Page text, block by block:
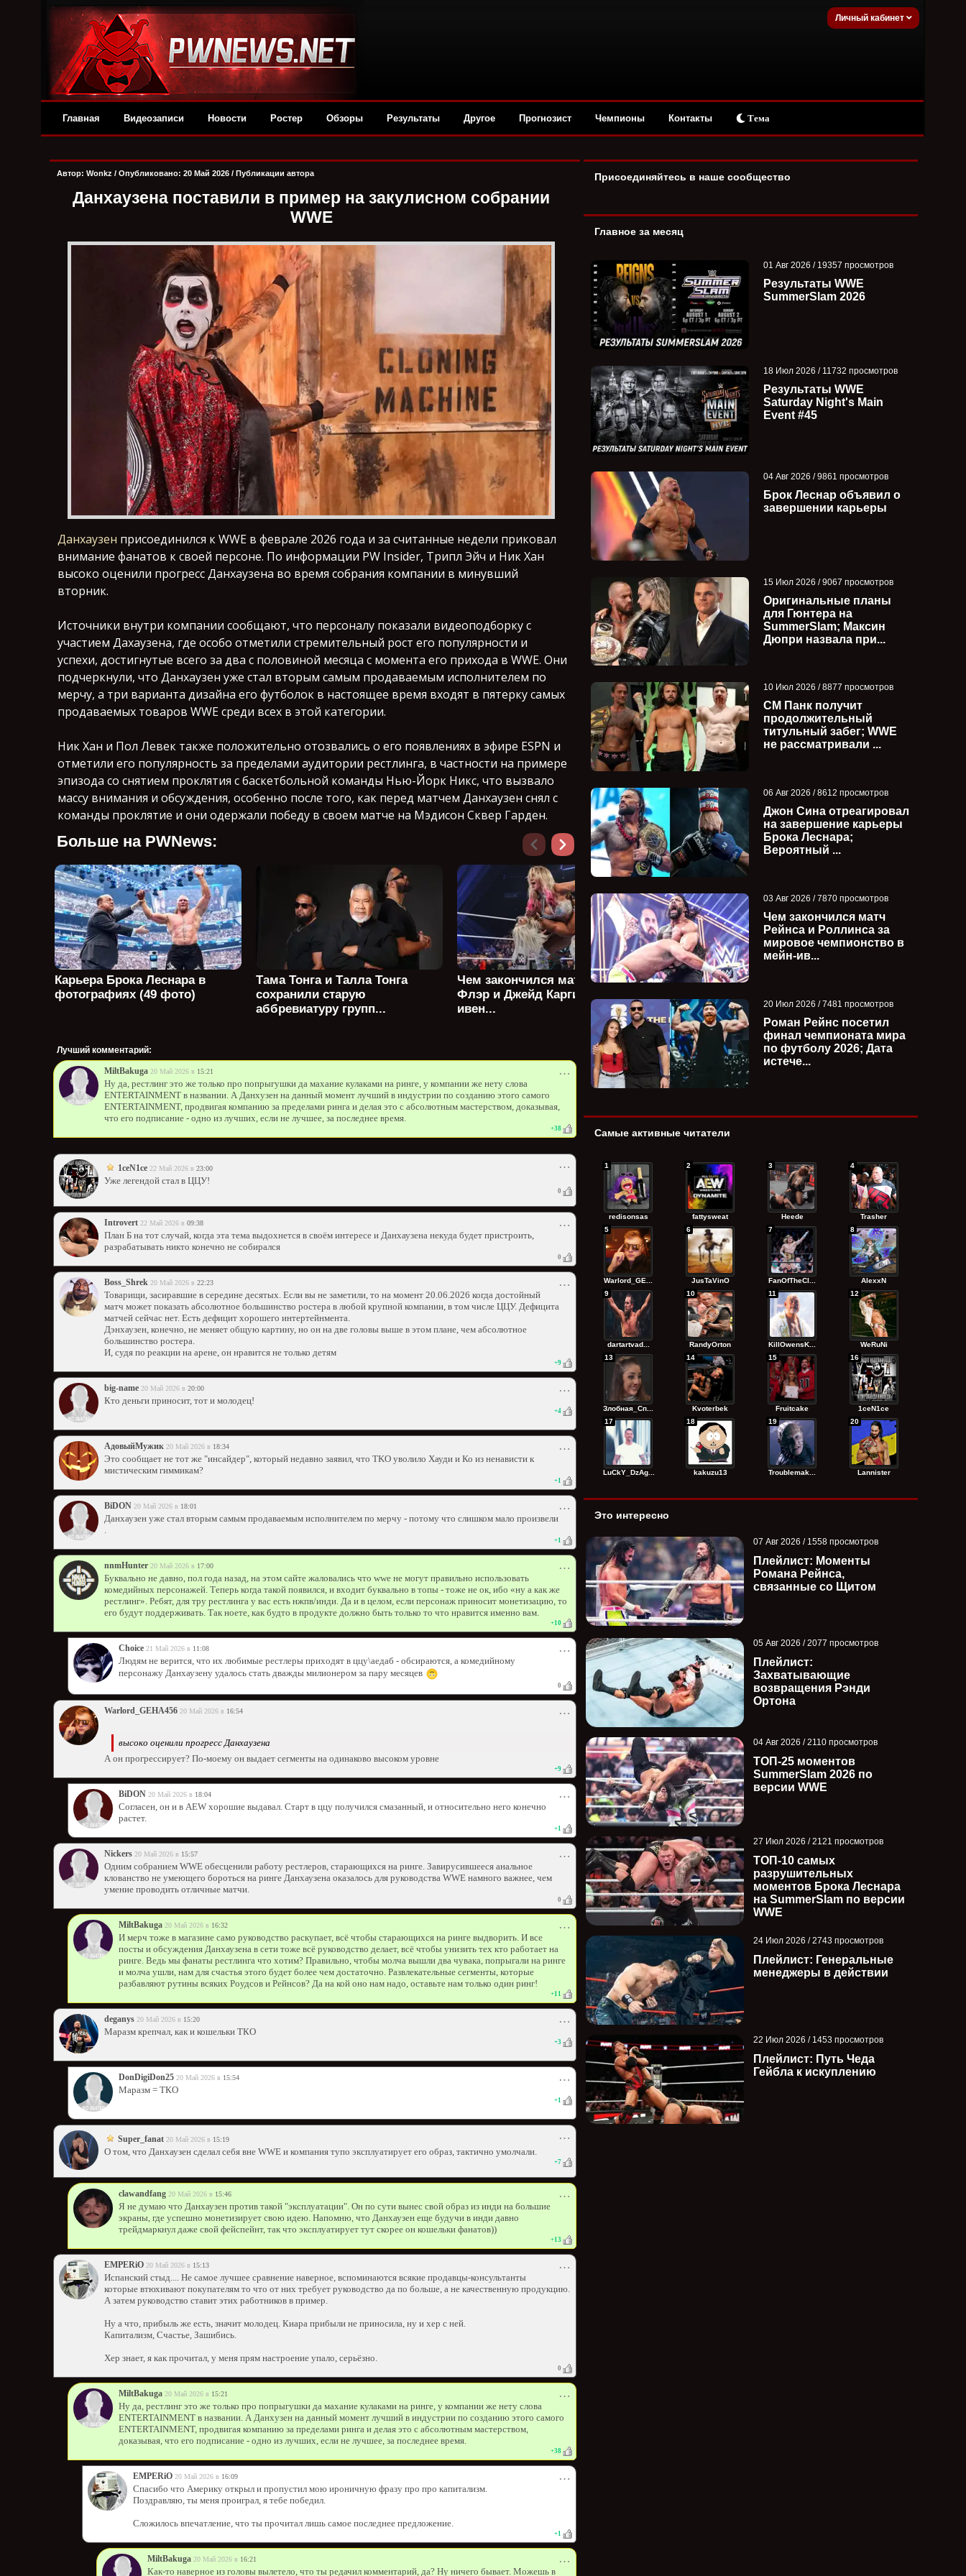
Личный кабинет
Главная Видеозаписи Новости Ростер Обзоры Результаты Другое Прогнозист Чемпионы Контакты Тема
Автор: Wonkz / Опубликовано: 20 Май 2026 / Публикации автора
Данхаузена поставили в пример на закулисном собрании
WWE
Данхаузен присоединился к WWE в феврале 2026 года и за считанные недели приковал
внимание фанатов к своей персоне. По информации PW Insider, Трипл Эйч и Ник Хан
высоко оценили прогресс Данхаузена во время собрания компании в минувший
вторник.
Источники внутри компании сообщают, что персоналу показали видеоподборку с
участием Дахаузена, где особо отметили стремительный рост его популярности и
успехи, достигнутые всего за два с половиной месяца с момента его прихода в WWE. Они
подчеркнули, что Данхаузен уже стал вторым самым продаваемым исполнителем по
мерчу, а три варианта дизайна его футболок в настоящее время входят в пятерку самых
продаваемых товаров WWE среди всех в этой категории.
Ник Хан и Пол Левек также положительно отозвались о его появлениях в эфире ESPN и
отметили его популярность за пределами аудитории рестлинга, в частности на примере
эпизода со снятием проклятия с баскетбольной команды Нью-Йорк Никс, что вызвало
массу внимания и обсуждения, особенно после того, как перед матчем Данхаузен снял с
команды проклятие и они одержали победу в своем матче на Мэдисон Сквер Гарден.
Больше на PWNews:
Карьера Брока Леснара в
фотографиях (49 фото)
Тама Тонга и Талла Тонга
сохранили старую
аббревиатуру групп...
Чем закончился матч Шарлотт
Флэр и Джейд Каргилл в мейн-
ивен...
Дальнейшие планы для Челси
временного че...
Уильямса за
Лучший комментарий:
MiltBakuga 20 Май 2026 в 15:21 ⋯
Ну да, рестлинг это же только про попрыгушки да махание кулаками на ринге, у компании же нету слова
ENTERTAINMENT в названии. А Данхузен на данный момент лучший в индустрии по созданию этого самого
ENTERTAINMENT, продвигая компанию за пределами ринга и делая это с абсолютным мастерством, доказывая,
что его подписание - одно из лучших, если не лучшее, за последнее время.
+38
1ceN1ce 22 Май 2026 в 23:00 ⋯
Уже легендой стал в ЦЦУ!
0
Introvert 22 Май 2026 в 09:38 ⋯
План Б на тот случай, когда эта тема выдохнется в своём интересе и Данхаузена некуда будет пристроить,
разрабатывать никто конечно не собирался
0
Boss_Shrek 20 Май 2026 в 22:23 ⋯
Товарищи, засиравшие в середине десятых. Если вы не заметили, то на момент 20.06.2026 когда достойный
матч может показать абсолютное большинство ростера в любой крупной компании, в том числе ЦЦУ. Дефицита
матчей сейчас нет. Есть дефицит хорошего интертейнмента.
Дэнхаузен, конечно, не меняет общую картину, но он на две головы выше в этом плане, чем абсолютное
большинство ростера.
И, судя по реакции на арене, он нравится не только детям
+9
big-name 20 Май 2026 в 20:00 ⋯
Кто деньги приносит, тот и молодец!
+4
АдовыйМужик 20 Май 2026 в 18:34 ⋯
Это сообщает не тот же "инсайдер", который недавно заявил, что TKO уволило Хауди и Ко из ненависти к
мистическим гиммикам?
+1
BiDON 20 Май 2026 в 18:01 ⋯
Данхаузен уже стал вторым самым продаваемым исполнителем по мерчу - потому что слишком мало произвели
.
+1
nnmHunter 20 Май 2026 в 17:00 ⋯
Буквально не давно, пол года назад, на этом сайте жаловались что wwe не могут правильно использовать
комедийных персонажей. Теперь когда такой появился, и входит буквально в топы - тоже не ок, ибо «ну а как же
рестлинг». Ребят, для тру рестлинга у вас есть нжпв/инди. Да и в целом, если персонаж приносит монетизацию, то
его будут поддерживать. Так ноете, как будто в продукте должно быть только то что нравится именно вам.
+10
Choice 21 Май 2026 в 11:08 ⋯
Людям не верится, что их любимые рестлеры приходят в ццу\аедаб - обсираются, а комедийному
персонажу Данхаузену удалось стать дважды милионером за пару месяцев
0
Warlord_GEHA456 20 Май 2026 в 16:54 ⋯
высоко оценили прогресс Данхаузена
А он прогрессирует? По-моему он выдает сегменты на одинаково высоком уровне
+9
BiDON 20 Май 2026 в 18:04 ⋯
Согласен, он и в АEW хорошие выдавал. Старт в ццу получился смазанный, и относительно него конечно
растет.
+1
Nickers 20 Май 2026 в 15:57 ⋯
Одним собранием WWE обесценили работу рестлеров, старающихся на ринге. Завирусившееся анальное
клованство не умеющего бороться на ринге Данхаузена оказалось для руководства WWE намного важнее, чем
умение проводить отличные матчи.
0
MiltBakuga 20 Май 2026 в 16:32 ⋯
И мерч тоже в магазине само руководство раскупает, всё чтобы старающихся на ринге выдворить. И все
посты и обсуждения Данхаузена в сети тоже всё руководство делает, всё чтобы унизить тех кто работает на
ринге. Ведь мы фанаты рестлинга что хотим? Правильно, чтобы молча вышли два чувака, попрыгали на ринге
и молча ушли, нам для счастья этого будет более чем достаточно. Развлекательные сегменты, которые
разбавляют рутины всяких Роудсов и Рейнсов? Да на кой оно нам надо, оставьте нам только один ринг!
+11
deganys 20 Май 2026 в 15:20 ⋯
Маразм крепчал, как и кошельки ТКО
+3
DonDigiDon25 20 Май 2026 в 15:54 ⋯
Маразм = ТКО
+1
Super_fanat 20 Май 2026 в 15:19 ⋯
О том, что Данхаузен сделал себя вне WWE и компания тупо эксплуатирует его образ, тактично умолчали.
+7
clawandfang 20 Май 2026 в 15:46 ⋯
Я не думаю что Данхаузен против такой "эксплуатации". Он по сути вынес свой образ из инди на большие
экраны, где успешно монетизирует свою идею. Напомню, что Данхаузен еще будучи в инди давно
трейдмаркнул даже свой фейспейнт, так что эксплуатирует тут скорее он кошельки фанатов))
+13
EMPERiO 20 Май 2026 в 15:13 ⋯
Испанский стыд.... Не самое лучшее сравнение наверное, вспоминаются всякие продавцы-консультанты
которые втюхивают покупателям то что от них требует руководство да по больше, а не качественную продукцию.
А затем руководство ставит этих работников в пример.
Ну а что, прибыль же есть, значит молодец. Киара прибыли не приносила, ну и хер с ней.
Капитализм, Счастье, Зашибись.
Хер знает, я как прочитал, у меня прям настроение упало, серьёзно.
0
MiltBakuga 20 Май 2026 в 15:21 ⋯
Ну да, рестлинг это же только про попрыгушки да махание кулаками на ринге, у компании же нету слова
ENTERTAINMENT в названии. А Данхузен на данный момент лучший в индустрии по созданию этого самого
ENTERTAINMENT, продвигая компанию за пределами ринга и делая это с абсолютным мастерством,
доказывая, что его подписание - одно из лучших, если не лучшее, за последнее время.
+38
EMPERiO 20 Май 2026 в 16:09 ⋯
Спасибо что Америку открыл и пропустил мою ироничную фразу про про капитализм.
Поздравляю, ты меня проиграл, я тебе победил.
Сложилось впечатление, что ты прочитал лишь самое последнее предложение.
+1
MiltBakuga 20 Май 2026 в 16:21 ⋯
Как-то наверное из головы вылетело, что ты редачил комментарий, да? Ну ничего бывает. Можешь в
Присоединяйтесь в наше сообщество
Главное за месяц
01 Авг 2026 / 19357 просмотров
Результаты WWE
SummerSlam 2026
18 Июл 2026 / 11732 просмотров
Результаты WWE
Saturday Night's Main
Event #45
04 Авг 2026 / 9861 просмотров
Брок Леснар объявил о
завершении карьеры
15 Июл 2026 / 9067 просмотров
Оригинальные планы
для Гюнтера на
SummerSlam; Максин
Дюпри назвала при...
10 Июл 2026 / 8877 просмотров
СМ Панк получит
продолжительный
титульный забег; WWE
не рассматривали ...
06 Авг 2026 / 8612 просмотров
Джон Сина отреагировал
на завершение карьеры
Брока Леснара;
Вероятный ...
03 Авг 2026 / 7870 просмотров
Чем закончился матч
Рейнса и Роллинса за
мировое чемпионство в
мейн-ив...
20 Июл 2026 / 7481 просмотров
Роман Рейнс посетил
финал чемпионата мира
по футболу 2026; Дата
истече...
Самые активные читатели
redisonsas
1
fattysweat
2
Heede
3
Trasher
4
Warlord_GE...
5
JusTaVinO
6
FanOfTheCl...
7
AlexxN
8
dartartvad...
9
RandyОrton
10
KillOwensK...
11
WeRuNi
12
Злобная_Сп...
13
Kvoterbek
14
Fruitcake
15
1ceN1ce
16
LuCkY_DzAg...
17
kakuzu13
18
Troublemak...
19
Lannister
20
Это интересно
07 Авг 2026 / 1558 просмотров
Плейлист: Моменты
Романа Рейнса,
связанные со Щитом
05 Авг 2026 / 2077 просмотров
Плейлист:
Захватывающие
возвращения Рэнди
Ортона
04 Авг 2026 / 2110 просмотров
ТОП-25 моментов
SummerSlam 2026 по
версии WWE
27 Июл 2026 / 2121 просмотров
ТОП-10 самых
разрушительных
моментов Брока Леснара
на SummerSlam по версии
WWE
24 Июл 2026 / 2743 просмотров
Плейлист: Генеральные
менеджеры в действии
22 Июл 2026 / 1453 просмотров
Плейлист: Путь Чеда
Гейбла к искуплению